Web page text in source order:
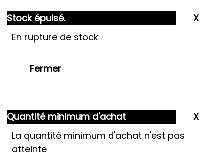
Stock épuisé.
En rupture de stock
Quantité minimum d'achat
La quantité minimum d'achat n'est pas
atteinte